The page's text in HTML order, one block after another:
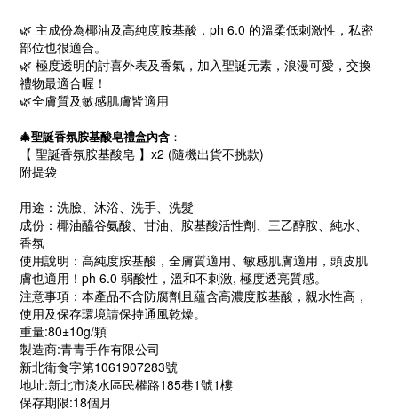
🌿 主成份為椰油及高純度胺基酸，ph 6.0 的溫柔低刺激性，私密
部位也很適合。
🌿 極度透明的討喜外表及香氣，加入聖誕元素，浪漫可愛，交換
禮物最適合喔！
🌿全膚質及敏感肌膚皆適用
🎄聖誕香氛胺基酸皂禮盒內含 ：
【 聖誕香氛胺基酸皂 】x2 (隨機出貨不挑款)
附提袋
用途：洗臉、沐浴、洗手、洗髮
成份：椰油醯谷氨酸、甘油、胺基酸活性劑、三乙醇胺、純水、
香氛
使用說明：高純度胺基酸，全膚質適用、敏感肌膚適用，頭皮肌
膚也適用！ph 6.0 弱酸性，溫和不刺激, 極度透亮質感。
注意事項：本產品不含防腐劑且蘊含高濃度胺基酸，親水性高，
使用及保存環境請保持通風乾燥。
重量:80±10g/顆
製造商:青青手作有限公司
新北衛食字第1061907283號
地址:新北市淡水區民權路185巷1號1樓
保存期限:18個月